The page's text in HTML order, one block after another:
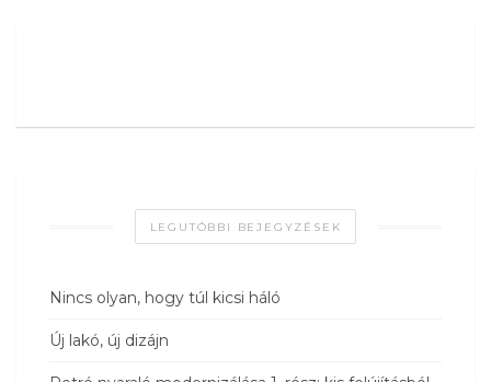
LEGUTÓBBI BEJEGYZÉSEK
Nincs olyan, hogy túl kicsi háló
Új lakó, új dizájn